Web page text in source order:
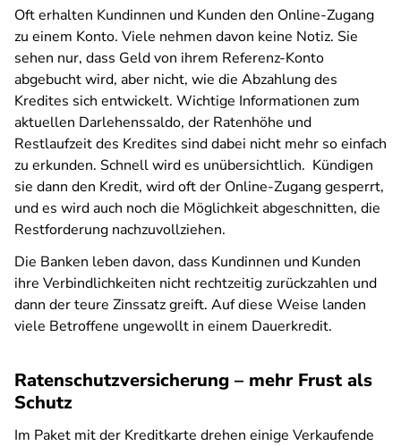
Oft erhalten Kundinnen und Kunden den Online-Zugang
zu einem Konto. Viele nehmen davon keine Notiz. Sie
sehen nur, dass Geld von ihrem Referenz-Konto
abgebucht wird, aber nicht, wie die Abzahlung des
Kredites sich entwickelt. Wichtige Informationen zum
aktuellen Darlehenssaldo, der Ratenhöhe und
Restlaufzeit des Kredites sind dabei nicht mehr so einfach
zu erkunden. Schnell wird es unübersichtlich. Kündigen
sie dann den Kredit, wird oft der Online-Zugang gesperrt,
und es wird auch noch die Möglichkeit abgeschnitten, die
Restforderung nachzuvollziehen.
Die Banken leben davon, dass Kundinnen und Kunden
ihre Verbindlichkeiten nicht rechtzeitig zurückzahlen und
dann der teure Zinssatz greift. Auf diese Weise landen
viele Betroffene ungewollt in einem Dauerkredit.
Ratenschutzversicherung – mehr Frust als
Schutz
Im Paket mit der Kreditkarte drehen einige Verkaufende